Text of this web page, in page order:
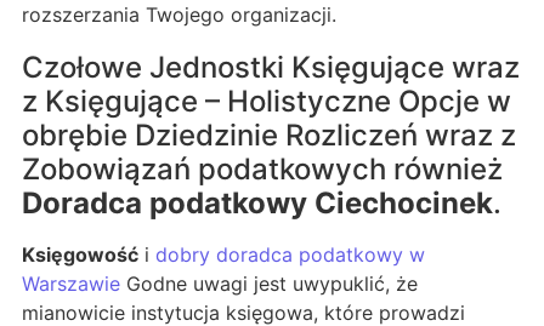
rozszerzania Twojego organizacji.
Czołowe Jednostki Księgujące wraz
z Księgujące – Holistyczne Opcje w
obrębie Dziedzinie Rozliczeń wraz z
Zobowiązań podatkowych również
Doradca podatkowy Ciechocinek.
Księgowość i dobry doradca podatkowy w
Warszawie Godne uwagi jest uwypuklić, że
mianowicie instytucja księgowa, które prowadzi